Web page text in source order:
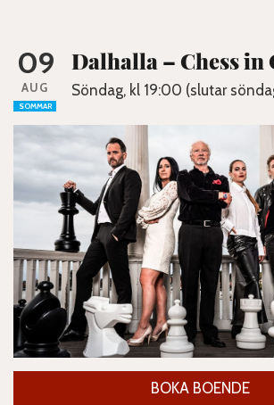
09
AUG
SOMMAR
Dalhalla – Chess in
Söndag, kl 19:00 (slutar
BOKA BOENDE